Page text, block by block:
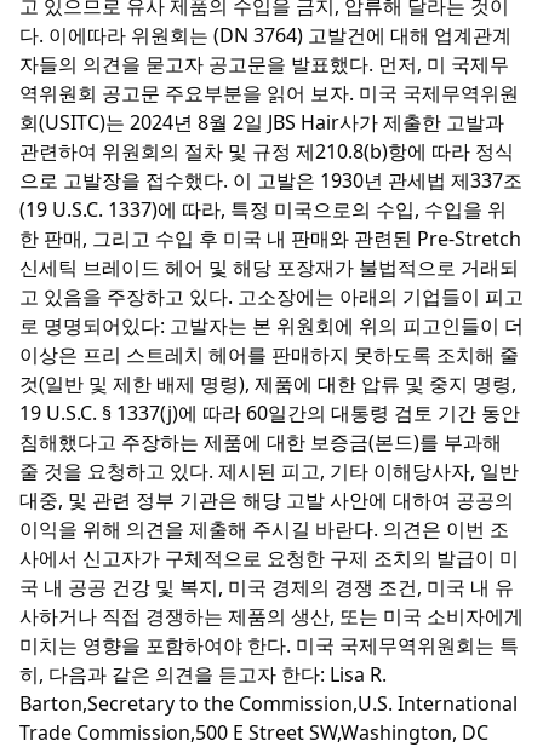
고 있으므로 유사 제품의 수입을 금지, 압류해 달라는 것이
다. 이에따라 위원회는 (DN 3764) 고발건에 대해 업계관계
자들의 의견을 묻고자 공고문을 발표했다. 먼저, 미 국제무
역위원회 공고문 주요부분을 읽어 보자. 미국 국제무역위원
회(USITC)는 2024년 8월 2일 JBS Hair사가 제출한 고발과
관련하여 위원회의 절차 및 규정 제210.8(b)항에 따라 정식
으로 고발장을 접수했다. 이 고발은 1930년 관세법 제337조
(19 U.S.C. 1337)에 따라, 특정 미국으로의 수입, 수입을 위
한 판매, 그리고 수입 후 미국 내 판매와 관련된 Pre-Stretch
신세틱 브레이드 헤어 및 해당 포장재가 불법적으로 거래되
고 있음을 주장하고 있다. 고소장에는 아래의 기업들이 피고
로 명명되어있다: 고발자는 본 위원회에 위의 피고인들이 더
이상은 프리 스트레치 헤어를 판매하지 못하도록 조치해 줄
것(일반 및 제한 배제 명령), 제품에 대한 압류 및 중지 명령,
19 U.S.C. § 1337(j)에 따라 60일간의 대통령 검토 기간 동안
침해했다고 주장하는 제품에 대한 보증금(본드)를 부과해
줄 것을 요청하고 있다. 제시된 피고, 기타 이해당사자, 일반
대중, 및 관련 정부 기관은 해당 고발 사안에 대하여 공공의
이익을 위해 의견을 제출해 주시길 바란다. 의견은 이번 조
사에서 신고자가 구체적으로 요청한 구제 조치의 발급이 미
국 내 공공 건강 및 복지, 미국 경제의 경쟁 조건, 미국 내 유
사하거나 직접 경쟁하는 제품의 생산, 또는 미국 소비자에게
미치는 영향을 포함하여야 한다. 미국 국제무역위원회는 특
히, 다음과 같은 의견을 듣고자 한다: Lisa R.
Barton,Secretary to the Commission,U.S. International
Trade Commission,500 E Street SW,Washington, DC